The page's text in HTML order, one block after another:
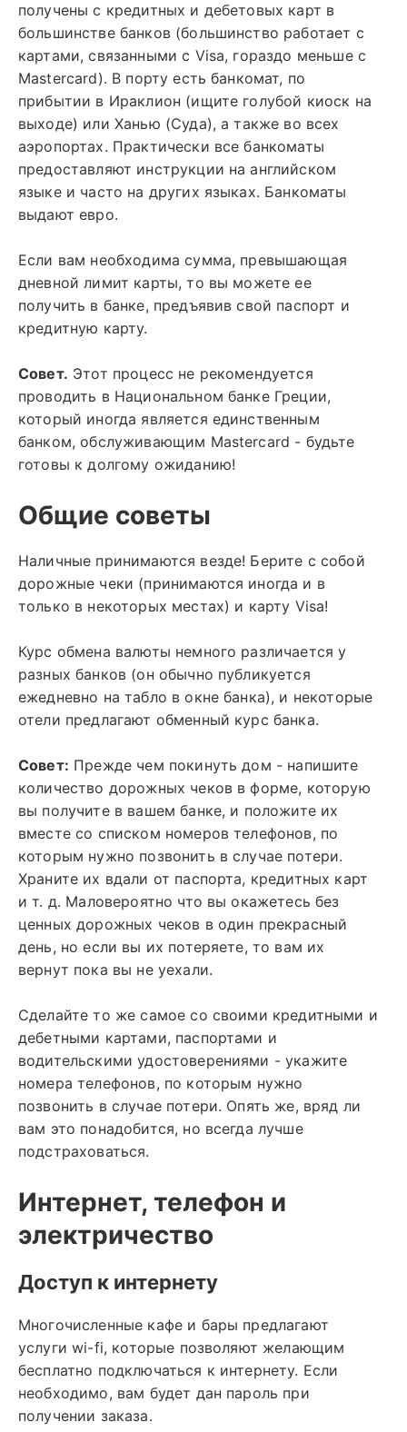
получены с кредитных и дебетовых карт в
большинстве банков (большинство работает с
картами, связанными с Visa, гораздо меньше с
Mastercard). В порту есть банкомат, по
прибытии в Ираклион (ищите голубой киоск на
выходе) или Ханью (Суда), а также во всех
аэропортах. Практически все банкоматы
предоставляют инструкции на английском
языке и часто на других языках. Банкоматы
выдают евро.
Если вам необходима сумма, превышающая
дневной лимит карты, то вы можете ее
получить в банке, предъявив свой паспорт и
кредитную карту.
Совет. Этот процесс не рекомендуется
проводить в Национальном банке Греции,
который иногда является единственным
банком, обслуживающим Mastercard - будьте
готовы к долгому ожиданию!
Общие советы
Наличные принимаются везде! Берите с собой
дорожные чеки (принимаются иногда и в
только в некоторых местах) и карту Visa!
Курс обмена валюты немного различается у
разных банков (он обычно публикуется
ежедневно на табло в окне банка), и некоторые
отели предлагают обменный курс банка.
Совет: Прежде чем покинуть дом - напишите
количество дорожных чеков в форме, которую
вы получите в вашем банке, и положите их
вместе со списком номеров телефонов, по
которым нужно позвонить в случае потери.
Храните их вдали от паспорта, кредитных карт
и т. д. Маловероятно что вы окажетесь без
ценных дорожных чеков в один прекрасный
день, но если вы их потеряете, то вам их
вернут пока вы не уехали.
Сделайте то же самое со своими кредитными и
дебетными картами, паспортами и
водительскими удостоверениями - укажите
номера телефонов, по которым нужно
позвонить в случае потери. Опять же, вряд ли
вам это понадобится, но всегда лучше
подстраховаться.
Интернет, телефон и
электричество
Доступ к интернету
Многочисленные кафе и бары предлагают
услуги wi-fi, которые позволяют желающим
бесплатно подключаться к интернету. Если
необходимо, вам будет дан пароль при
получении заказа.